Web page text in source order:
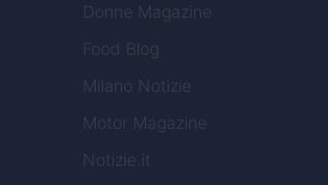
Donne Magazine
Food Blog
Milano Notizie
Motor Magazine
Notizie.it